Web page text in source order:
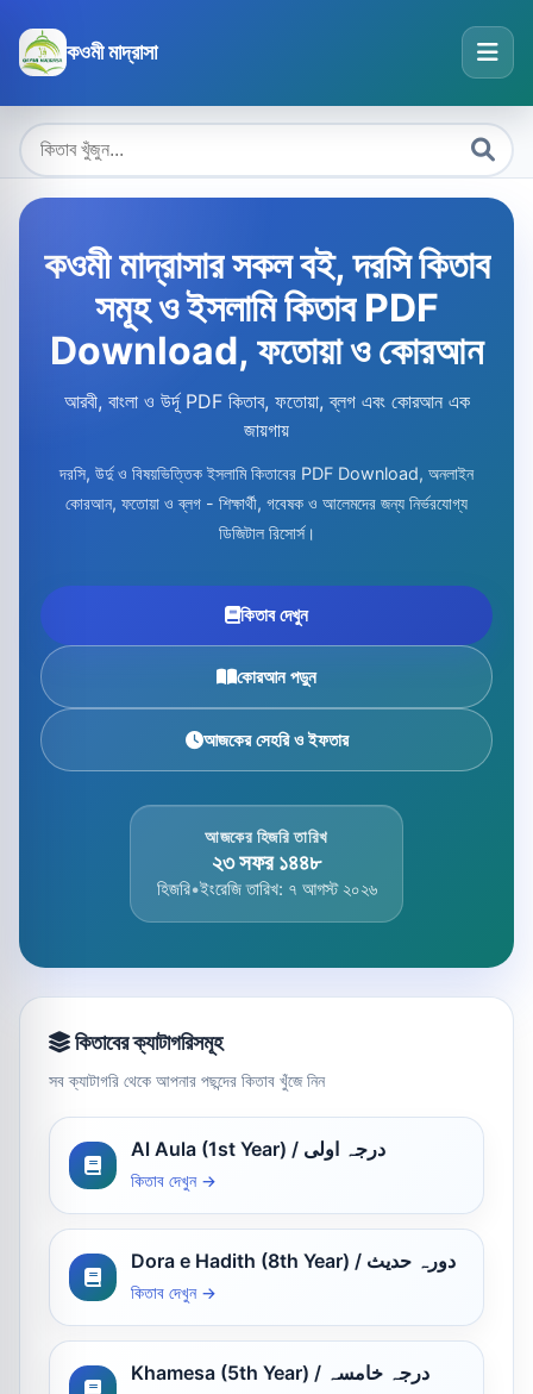
কওমী মাদ্রাসা
কওমী মাদ্রাসার সকল বই, দরসি কিতাব
সমূহ ও ইসলামি কিতাব PDF
Download, ফতোয়া ও কোরআন
আরবী, বাংলা ও উর্দূ PDF কিতাব, ফতোয়া, ব্লগ এবং কোরআন এক
জায়গায়
দরসি, উর্দু ও বিষয়ভিত্তিক ইসলামি কিতাবের PDF Download, অনলাইন
কোরআন, ফতোয়া ও ব্লগ - শিক্ষার্থী, গবেষক ও আলেমদের জন্য নির্ভরযোগ্য
ডিজিটাল রিসোর্স।
কিতাব দেখুন
কোরআন পড়ুন
আজকের সেহরি ও ইফতার
আজকের হিজরি তারিখ
২৩ সফর ১৪৪৮
হিজরি•ইংরেজি তারিখ: ৭ আগস্ট ২০২৬
কিতাবের ক্যাটাগরিসমূহ
সব ক্যাটাগরি থেকে আপনার পছন্দের কিতাব খুঁজে নিন
Al Aula (1st Year) / درجہ اولی
কিতাব দেখুন →
Dora e Hadith (8th Year) / دورہ حدیث
কিতাব দেখুন →
Khamesa (5th Year) / درجہ خامسہ